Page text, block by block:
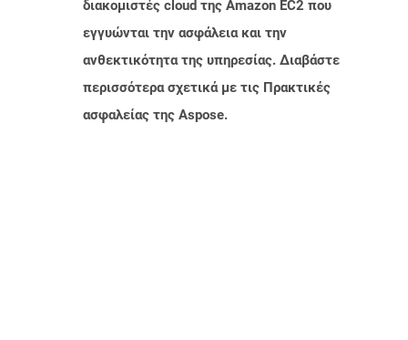
διακομιστές cloud της Amazon EC2 που
εγγυώνται την ασφάλεια και την
ανθεκτικότητα της υπηρεσίας. Διαβάστε
περισσότερα σχετικά με τις Πρακτικές
ασφαλείας της Aspose.